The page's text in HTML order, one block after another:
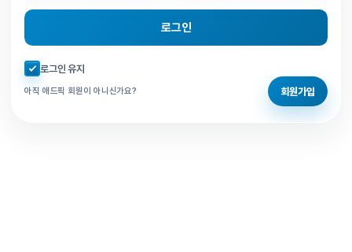
로그인
자동로그인 체크
로그인 유지
아직 애드픽 회원이 아니신가요? 회원가입